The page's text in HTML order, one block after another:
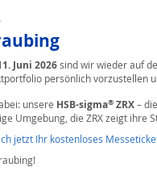
Juni 2026sind wir wieder auf
persönlich vorzustellen
unsere HSB-sigma® ZRX– die
Umgebung, die ZRX zeigt ihre
jetzt Ihr kostenloses